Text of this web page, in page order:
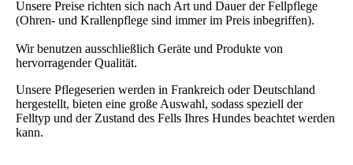
Unsere Preise richten sich nach Art und Dauer der Fellpflege
(Ohren- und Krallenpflege sind immer im Preis inbegriffen).
Wir benutzen ausschließlich Geräte und Produkte von
hervorragender Qualität.
Unsere Pflegeserien werden in Frankreich oder Deutschland
hergestellt, bieten eine große Auswahl, sodass speziell der
Felltyp und der Zustand des Fells Ihres Hundes beachtet werden
kann.